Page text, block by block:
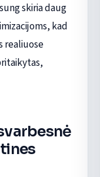
skiria daug
kad
realiuose